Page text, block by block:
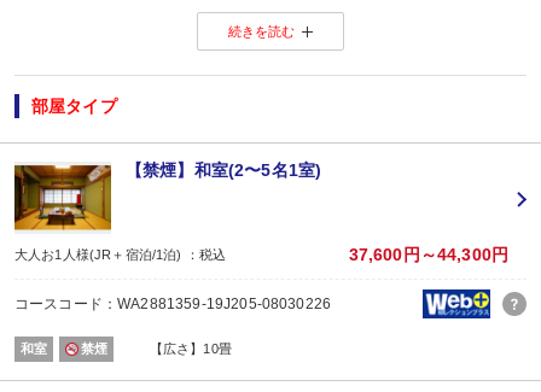
※当選した方には各期終了後の翌月中旬頃にメールにてご連絡いたします。
当選した場合は、ご当地名産品発送のため、お客様の氏名・住所・電話番号
ご当地名産品発送以外の目的では使用いたしません。
※「＠nta.co.jp」よりメールをお送りいたしますので、ドメイン受信設定を
※
ご当地名産品キャンペーンサイト 詳しくはこちら
【ご案内】
・館内は階段、段差が多くなっております。ご注意ください。
■夕食
場所:
宴会場
内容:
和食
場所:
宴会場
内容:
和食
続きを読む
部屋タイプ
【禁煙】和室(2〜5名1室)
大人お1人様(JR＋宿泊/1泊) ：税込 37,600円～44,300円
コースコード：WA2881359-19J205-08030226
和室 禁煙 【広さ】10畳